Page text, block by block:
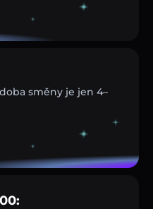
směny je jen 4–